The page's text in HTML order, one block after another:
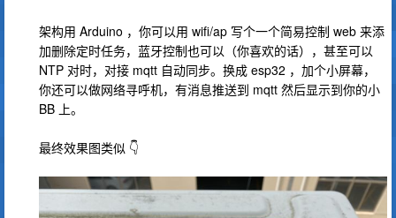
架构用 Arduino ，你可以用 wifi/ap 写个一个简易控制 web 来添
加删除定时任务，蓝牙控制也可以（你喜欢的话），甚至可以
NTP 对时，对接 mqtt 自动同步。换成 esp32 ，加个小屏幕，
你还可以做网络寻呼机，有消息推送到 mqtt 然后显示到你的小
BB 上。
最终效果图类似 👇